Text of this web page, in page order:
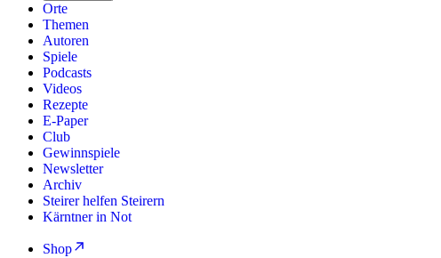
Orte
Themen
Autoren
Spiele
Podcasts
Videos
Rezepte
E-Paper
Club
Gewinnspiele
Newsletter
Archiv
Steirer helfen Steirern
Kärntner in Not
Shop